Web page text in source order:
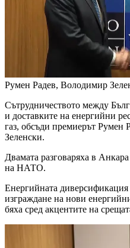
Румен Радев, Володимир
Сътрудничеството между
и доставките на енергийни
газ, обсъди премиерът Румен
Зеленски.
Двамата разговаряха в
на НАТО.
Енергийната диверсификация
изграждане на нови
бяха сред акцентите на